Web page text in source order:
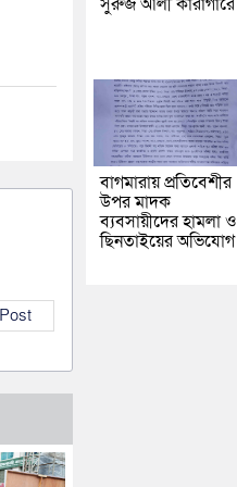
বাগমারায় প্রতিবেশীর
উপর মাদক
ব্যবসায়ীদের হামলা ও
ছিনতাইয়ের অভিযোগ